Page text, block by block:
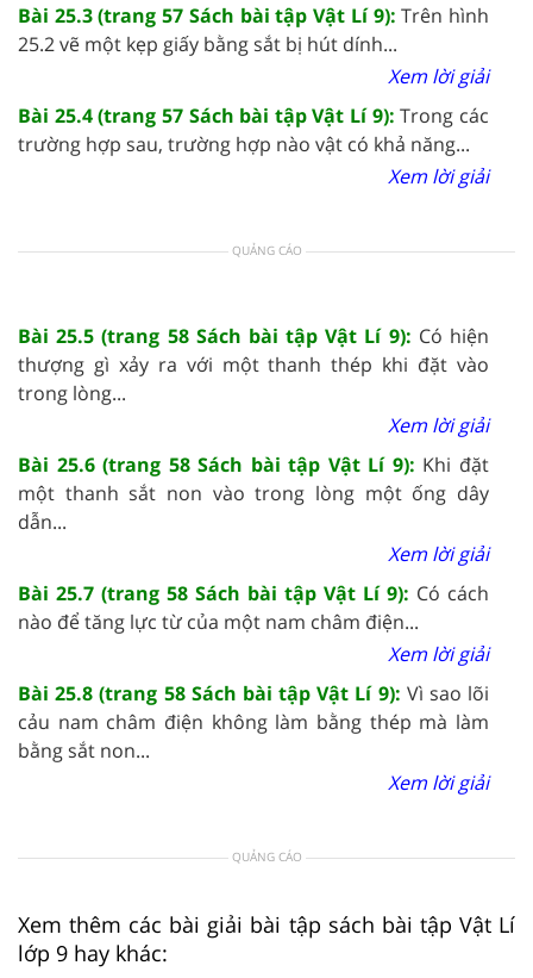
Bài 25.3 (trang 57 Sách bài tập Vật Lí 9): Trên hình
25.2 vẽ một kẹp giấy bằng sắt bị hút dính...
Xem lời giải
Bài 25.4 (trang 57 Sách bài tập Vật Lí 9): Trong các
trường hợp sau, trường hợp nào vật có khả năng...
Xem lời giải
QUẢNG CÁO
Bài 25.5 (trang 58 Sách bài tập Vật Lí 9): Có hiện
thượng gì xảy ra với một thanh thép khi đặt vào
trong lòng...
Xem lời giải
Bài 25.6 (trang 58 Sách bài tập Vật Lí 9): Khi đặt
một thanh sắt non vào trong lòng một ống dây
dẫn...
Xem lời giải
Bài 25.7 (trang 58 Sách bài tập Vật Lí 9): Có cách
nào để tăng lực từ của một nam châm điện...
Xem lời giải
Bài 25.8 (trang 58 Sách bài tập Vật Lí 9): Vì sao lõi
cảu nam châm điện không làm bằng thép mà làm
bằng sắt non...
Xem lời giải
QUẢNG CÁO
Xem thêm các bài giải bài tập sách bài tập Vật Lí
lớp 9 hay khác: